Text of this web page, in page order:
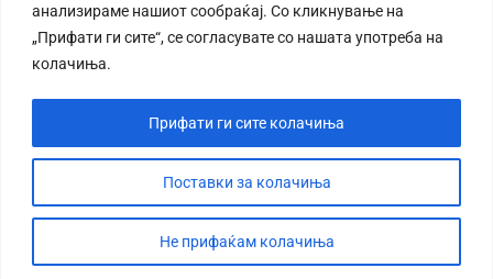
анализираме нашиот сообраќај. Со кликнување на
„Прифати ги сите“, се согласувате со нашата употреба на
колачиња.
Поставки за колачиња
Не прифаќам колачиња
Прифати ги сите колачиња